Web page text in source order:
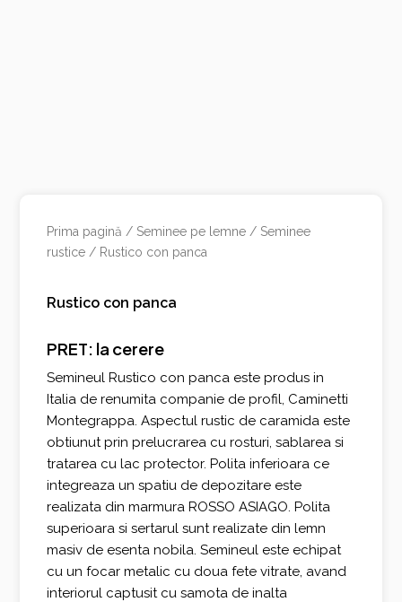
Prima pagină / Seminee pe lemne / Seminee
rustice / Rustico con panca
Rustico con panca
PRET: la cerere
Semineul Rustico con panca este produs in
Italia de renumita companie de profil, Caminetti
Montegrappa. Aspectul rustic de caramida este
obtiunut prin prelucrarea cu rosturi, sablarea si
tratarea cu lac protector. Polita inferioara ce
integreaza un spatiu de depozitare este
realizata din marmura ROSSO ASIAGO. Polita
superioara si sertarul sunt realizate din lemn
masiv de esenta nobila. Semineul este echipat
cu un focar metalic cu doua fete vitrate, avand
interiorul captusit cu samota de inalta